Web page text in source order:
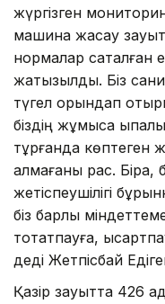
жүргізген
машина жасау
нормалар сақталған
жатқызылды. Біз
түгел орындап
біздің жұмысқа
тұрғанда
алмағаны рас. Бірақ,
жетіспеушілігі
біз барлық
тоқтатпауға,
деді Жетпісбай
Қазір зауытта 426